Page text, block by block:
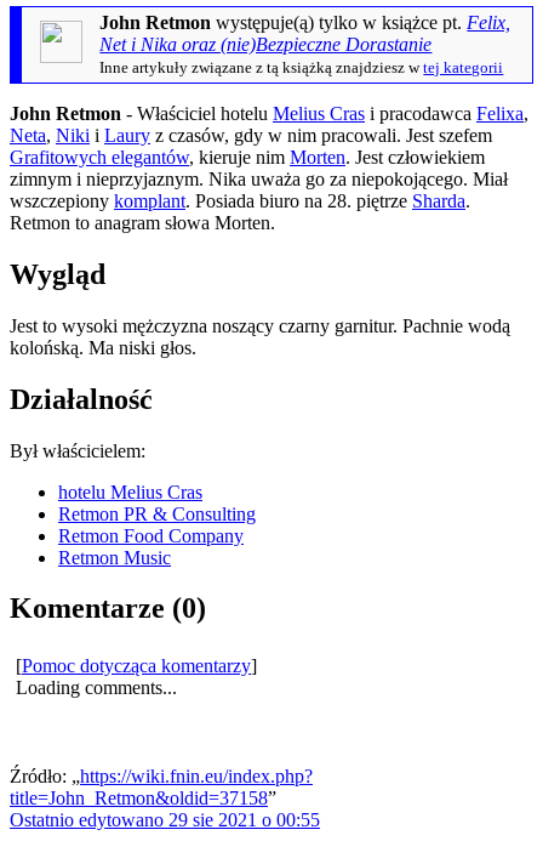
John Retmon występuje(ą) tylko w książce pt. Felix,
Net i Nika oraz (nie)Bezpieczne Dorastanie
Inne artykuły związane z tą książką znajdziesz wtej kategorii
John Retmon - Właściciel hotelu Melius Cras i pracodawca Felixa,
Neta, Niki i Laury z czasów, gdy w nim pracowali. Jest szefem
Grafitowych elegantów, kieruje nim Morten. Jest człowiekiem
zimnym i nieprzyjaznym. Nika uważa go za niepokojącego. Miał
wszczepiony komplant. Posiada biuro na 28. piętrze Sharda.
Retmon to anagram słowa Morten.
Wygląd
Jest to wysoki mężczyzna noszący czarny garnitur. Pachnie wodą
kolońską. Ma niski głos.
Działalność
Był właścicielem:
hotelu Melius Cras
Retmon PR & Consulting
Retmon Food Company
Retmon Music
Komentarze (0)
[Pomoc dotycząca komentarzy]
Loading comments...
Źródło: „https://wiki.fnin.eu/index.php?
title=John_Retmon&oldid=37158”
Ostatnio edytowano 29 sie 2021 o 00:55